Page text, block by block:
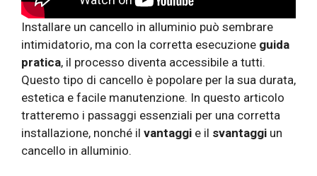
Installare un cancello in alluminio può sembrare
intimidatorio, ma con la corretta esecuzione guida
pratica, il processo diventa accessibile a tutti.
Questo tipo di cancello è popolare per la sua durata,
estetica e facile manutenzione. In questo articolo
tratteremo i passaggi essenziali per una corretta
installazione, nonché il vantaggi e il svantaggi un
cancello in alluminio.